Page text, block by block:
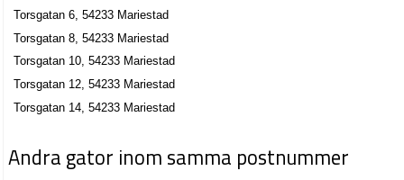
Torsgatan 6, 54233 Mariestad
Torsgatan 8, 54233 Mariestad
Torsgatan 10, 54233 Mariestad
Torsgatan 12, 54233 Mariestad
Torsgatan 14, 54233 Mariestad
Andra gator inom samma postnummer